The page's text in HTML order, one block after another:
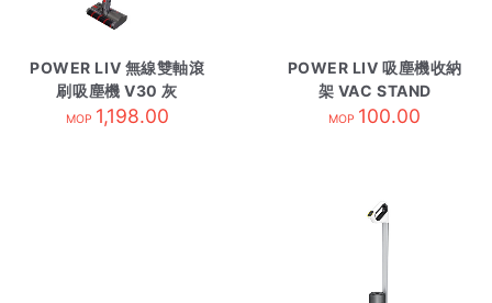
POWER LIV 無線雙軸滾
刷吸塵機 V30 灰
MOP 1,198.00
POWER LIV 吸塵機收納
架 VAC STAND
MOP 100.00